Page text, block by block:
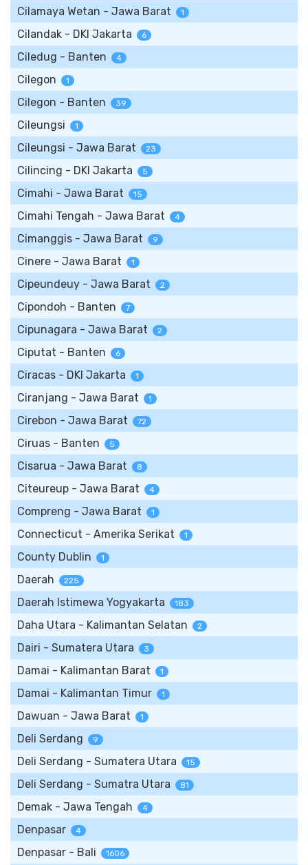
Cilamaya Wetan - Jawa Barat 1
Cilandak - DKI Jakarta 6
Ciledug - Banten 4
Cilegon 1
Cilegon - Banten 39
Cileungsi 1
Cileungsi - Jawa Barat 23
Cilincing - DKI Jakarta 5
Cimahi - Jawa Barat 15
Cimahi Tengah - Jawa Barat 4
Cimanggis - Jawa Barat 9
Cinere - Jawa Barat 1
Cipeundeuy - Jawa Barat 2
Cipondoh - Banten 7
Cipunagara - Jawa Barat 2
Ciputat - Banten 6
Ciracas - DKI Jakarta 1
Ciranjang - Jawa Barat 1
Cirebon - Jawa Barat 72
Ciruas - Banten 5
Cisarua - Jawa Barat 8
Citeureup - Jawa Barat 4
Compreng - Jawa Barat 1
Connecticut - Amerika Serikat 1
County Dublin 1
Daerah 225
Daerah Istimewa Yogyakarta 183
Daha Utara - Kalimantan Selatan 2
Dairi - Sumatera Utara 3
Damai - Kalimantan Barat 1
Damai - Kalimantan Timur 1
Dawuan - Jawa Barat 1
Deli Serdang 9
Deli Serdang - Sumatera Utara 15
Deli Serdang - Sumatra Utara 81
Demak - Jawa Tengah 4
Denpasar 4
Denpasar - Bali 1606